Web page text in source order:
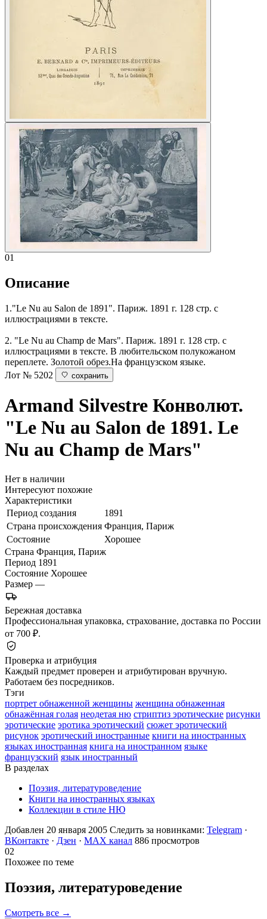
01
Описание
1."Le Nu au Salon de 1891". Париж. 1891 г. 128 стр. с
иллюстрациями в тексте.
2. "Le Nu au Champ de Mars". Париж. 1891 г. 128 стр. с
иллюстрациями в тексте. В любительском полукожаном
переплете. Золотой обрез.На французском языке.
Лот № 5202
сохранить
Armand Silvestre Конволют.
"Le Nu au Salon de 1891. Le
Nu au Champ de Mars"
Нет в наличии
Интересуют похожие
Характеристики
Период создания
1891
Страна происхождения Франция, Париж
Состояние
Хорошее
Страна Франция, Париж
Период 1891
Состояние Хорошее
Размер —
Бережная доставка
Профессиональная упаковка, страхование, доставка по России
от 700 ₽.
Проверка и атрибуция
Каждый предмет проверен и атрибутирован вручную.
Работаем без посредников.
Тэги
портрет обнаженной женщины женщина обнаженная
обнажённая голая неодетая ню стриптиз эротические рисунки
эротические эротика эротический сюжет эротический
рисунок эротический иностранные книги на иностранных
языках иностранная книга на иностранном языке
французский язык иностранный
В разделах
Поэзия, литературоведение
Книги на иностранных языках
Коллекции в стиле НЮ
Добавлен 20 января 2005 Следить за новинками: Telegram ·
ВКонтакте · Дзен · MAX канал 886 просмотров
02
Похожее по теме
Поэзия, литературоведение
Смотреть все →